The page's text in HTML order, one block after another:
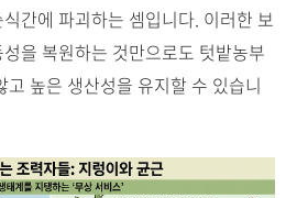
간에 파괴하는 셈입니다. 이러한 보
을 복원하는 것만으로도 텃밭농부
높은 생산성을 유지할 수 있습니